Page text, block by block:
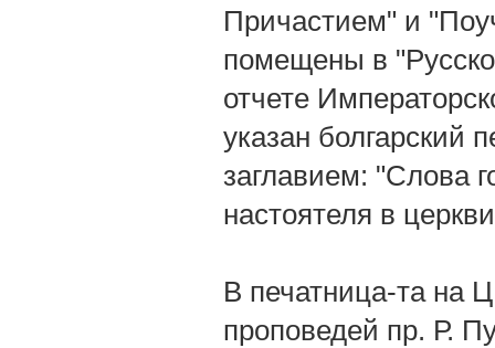
Причастием" и
помещены в
отчете
указан болгарский
заглавием: "Слова
настоятеля в
В печатница-та на
проповедей пр. Р.